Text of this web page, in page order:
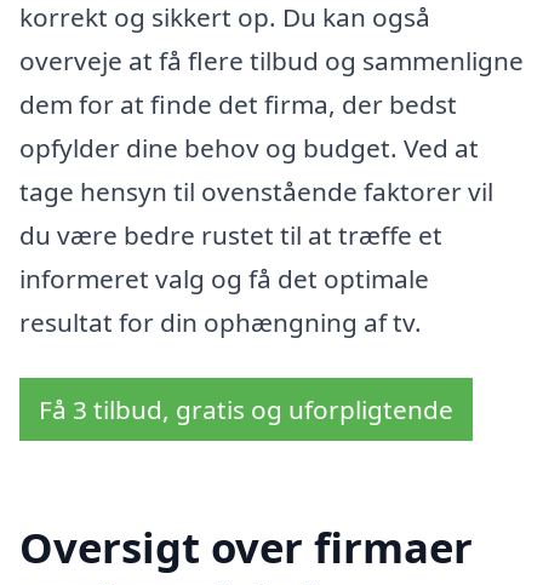
korrekt og sikkert op. Du kan også
overveje at få flere tilbud og sammenligne
dem for at finde det firma, der bedst
opfylder dine behov og budget. Ved at
tage hensyn til ovenstående faktorer vil
du være bedre rustet til at træffe et
informeret valg og få det optimale
resultat for din ophængning af tv.
Få 3 tilbud, gratis og uforpligtende
Oversigt over firmaer